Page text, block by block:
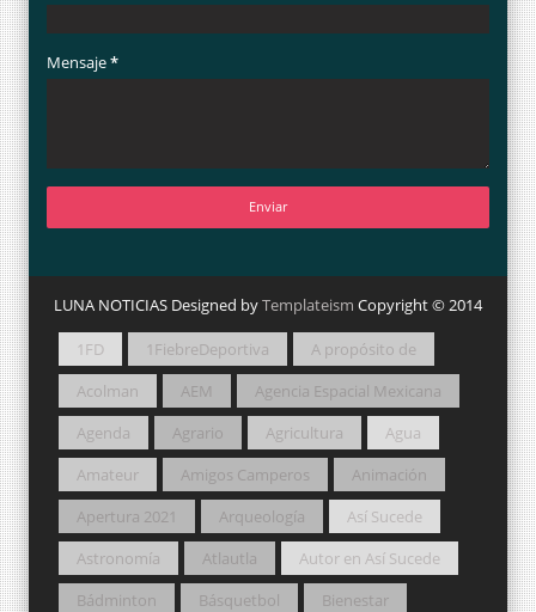
Mensaje*
LUNA NOTICIAS Designed byTemplateism Copyright © 2014
1FD 1FiebreDeportiva
A propósito de
Acolman
AEM
Agencia Espacial Mexicana
Agenda
Agrario Agricultura
Agua
Amateur
Amigos Camperos
Animación
Apertura 2021
Arqueología
Así Sucede
Astronomía
Atlautla
Autor en Así Sucede
Bádminton
Básquetbol
Bienestar